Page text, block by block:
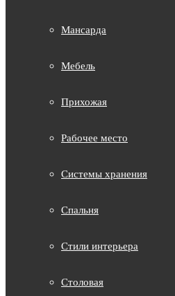
Мансарда
Мебель
Прихожая
Рабочее место
Системы хранения
Спальня
Стили интерьера
Столовая